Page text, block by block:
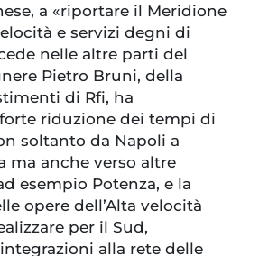
a «riportare il Meridione
e servizi degni di
nelle altre parti del
Pietro Bruni, della
di Rfi, ha
riduzione dei tempi di
soltanto da Napoli a
ma anche verso altre
esempio Potenza, e la
opere dell’Alta velocità
per il Sud,
alla rete delle